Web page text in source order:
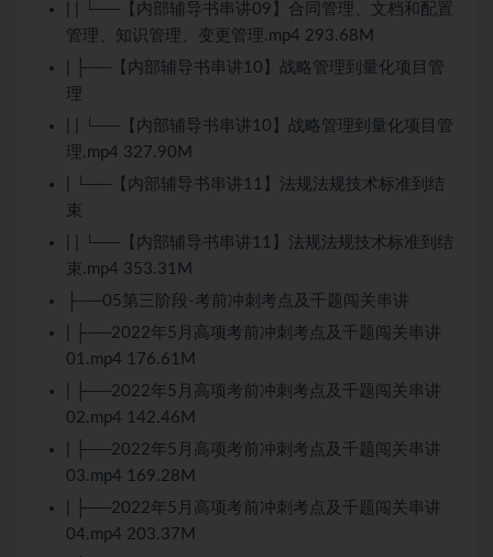
| | └──【内部辅导书串讲09】合同管理、文档和配置
管理、知识管理、变更管理.mp4 293.68M
| ├──【内部辅导书串讲10】战略管理到量化项目管
理
| | └──【内部辅导书串讲10】战略管理到量化项目管
理.mp4 327.90M
| └──【内部辅导书串讲11】法规法规技术标准到结
束
| | └──【内部辅导书串讲11】法规法规技术标准到结
束.mp4 353.31M
├──05第三阶段-考前冲刺考点及千题闯关串讲
| ├──2022年5月高项考前冲刺考点及千题闯关串讲
01.mp4 176.61M
| ├──2022年5月高项考前冲刺考点及千题闯关串讲
02.mp4 142.46M
| ├──2022年5月高项考前冲刺考点及千题闯关串讲
03.mp4 169.28M
| ├──2022年5月高项考前冲刺考点及千题闯关串讲
04.mp4 203.37M